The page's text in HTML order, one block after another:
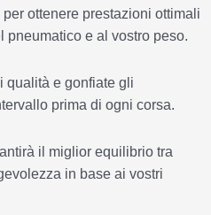
ottenere prestazioni ottimali
pneumatico e al vostro peso.
qualità e gonfiate gli
prima di ogni corsa.
il miglior equilibrio tra
in base ai vostri